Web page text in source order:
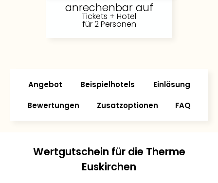
anrechenbar auf
Tickets + Hotel
für 2 Personen
Angebot Beispielhotels Einlösung
Bewertungen Zusatzoptionen FAQ
Wertgutschein für die Therme
Euskirchen